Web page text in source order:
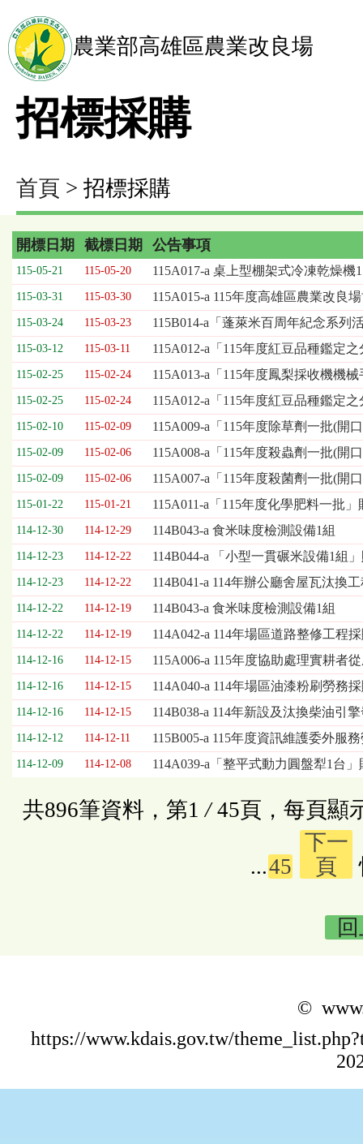
農業部高雄區農業改良場
招標採購
首頁 > 招標採購
招
標
採
購
列
表，
欄
位
依
序
開
標
期、
截
標
日
期、
公
告
事
項
開標日期 截標日期 公告事項
115-05-21 115-05-20 115A017-a 桌上型棚架式冷凍乾燥機
115-03-31 115-03-30 115A015-a 115年度高雄區農業改良
115-03-24 115-03-23 115B014-a「蓬萊米百周年紀念系列
115-03-12 115-03-11 115A012-a「115年度紅豆品種鑑定
115-02-25 115-02-24 115A013-a「115年度鳳梨採收機機
115-02-25 115-02-24 115A012-a「115年度紅豆品種鑑定
115-02-10 115-02-09 115A009-a「115年度除草劑一批(開
115-02-09 115-02-06 115A008-a「115年度殺蟲劑一批(開
115-02-09 115-02-06 115A007-a「115年度殺菌劑一批(開
115-01-22 115-01-21 115A011-a「115年度化學肥料一批
114-12-30 114-12-29 114B043-a 食米味度檢測設備1組
114-12-23 114-12-22 114B044-a 「小型一貫碾米設備1組
114-12-23 114-12-22 114B041-a 114年辦公廳舍屋瓦汰換
114-12-22 114-12-19 114B043-a 食米味度檢測設備1組
114-12-22 114-12-19 114A042-a 114年場區道路整修工程
114-12-16 114-12-15 115A006-a 115年度協助處理實耕者
114-12-16 114-12-15 114A040-a 114年場區油漆粉刷勞務
114-12-16 114-12-15 114B038-a 114年新設及汰換柴油引
114-12-12 114-12-11 115B005-a 115年度資訊維護委外服
114-12-09 114-12-08 114A039-a「整平式動力圓盤犁1台
共896筆資料，第1 /45頁，每頁顯
...45
下一
頁
©
https://www.kdais.gov.tw/